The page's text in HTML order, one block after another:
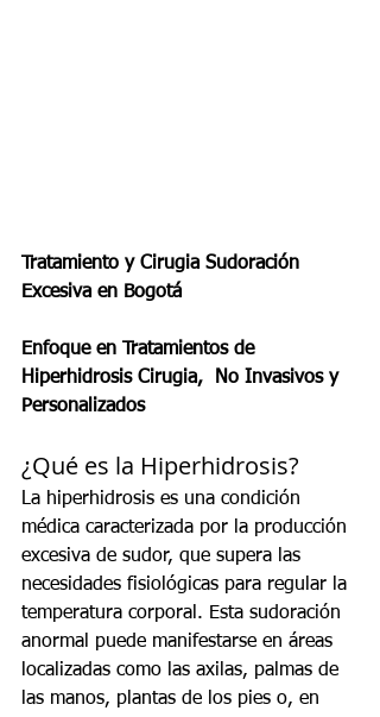
Tratamiento y Cirugia Sudoración
Excesiva en Bogotá
Enfoque en Tratamientos de
Hiperhidrosis Cirugia,  No Invasivos y
Personalizados
¿Qué es la Hiperhidrosis?
La hiperhidrosis es una condición
médica caracterizada por la producción
excesiva de sudor, que supera las
necesidades fisiológicas para regular la
temperatura corporal. Esta sudoración
anormal puede manifestarse en áreas
localizadas como las axilas, palmas de
las manos, plantas de los pies o, en